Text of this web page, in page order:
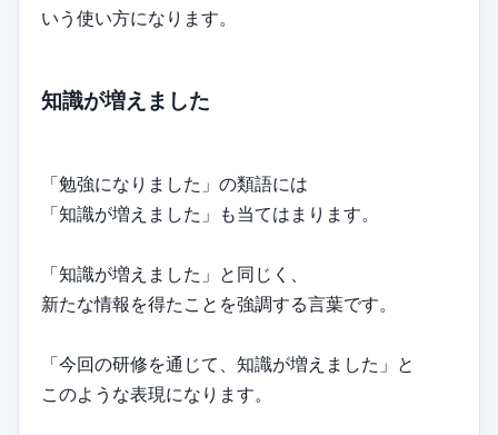
いう使い方になります。
知識が増えました
「勉強になりました」の類語には
「知識が増えました」も当てはまります。
「知識が増えました」と同じく、
新たな情報を得たことを強調する言葉です。
「今回の研修を通じて、知識が増えました」と
このような表現になります。